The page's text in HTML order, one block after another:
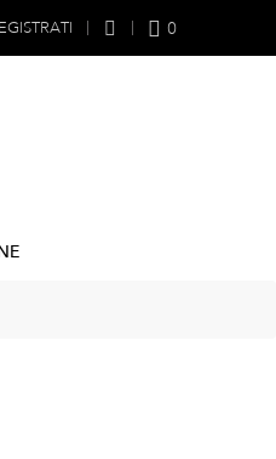
0